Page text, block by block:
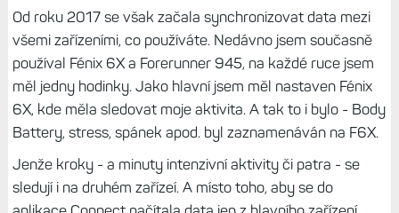
Od roku 2017 se však začala synchronizovat data mezi
všemi zařízeními, co používáte. Nedávno jsem současně
používal Fénix 6X a Forerunner 945, na každé ruce jsem
měl jedny hodinky. Jako hlavní jsem měl nastaven Fénix
6X, kde měla sledovat moje aktivita. A tak to i bylo - Body
Battery, stress, spánek apod. byl zaznamenáván na F6X.
Jenže kroky - a minuty intenzivní aktivity či patra - se
sledují i na druhém zařízeí. A místo toho, aby se do